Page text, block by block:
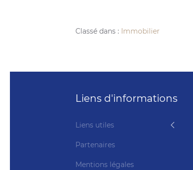
Classé dans : Immobilier
Liens d'informations
Liens utiles
Partenaires
Mentions légales